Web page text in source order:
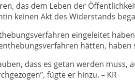
das dem Leben der
keinen Akt des Widerstands
eingeleitet
hätten, haben
dass es getan werden
fügte er hinzu. – KR